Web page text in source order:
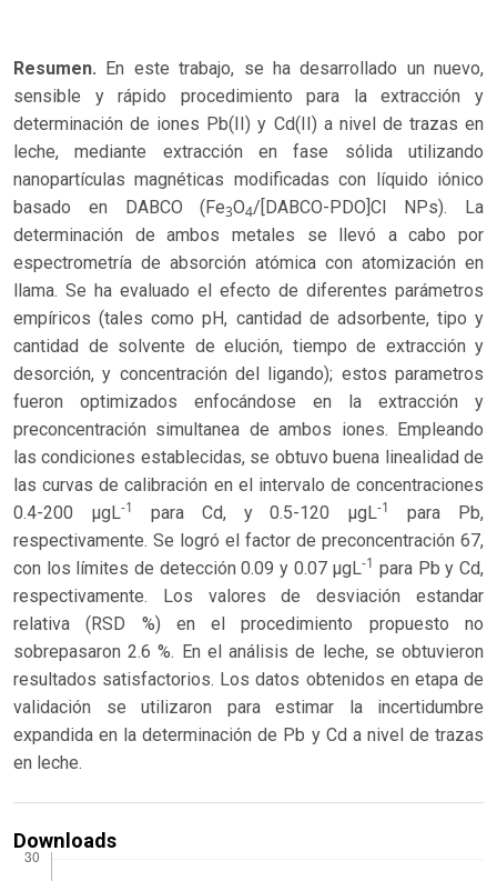
Resumen. En este trabajo, se ha desarrollado un nuevo,
sensible y rápido procedimiento para la extracción y
determinación de iones Pb(II) y Cd(II) a nivel de trazas en
leche, mediante extracción en fase sólida utilizando
nanopartículas magnéticas modificadas con líquido iónico
basado en DABCO (Fe3O4/[DABCO-PDO]Cl NPs). La
determinación de ambos metales se llevó a cabo por
espectrometría de absorción atómica con atomización en
llama. Se ha evaluado el efecto de diferentes parámetros
empíricos (tales como pH, cantidad de adsorbente, tipo y
cantidad de solvente de elución, tiempo de extracción y
desorción, y concentración del ligando); estos parametros
fueron optimizados enfocándose en la extracción y
preconcentración simultanea de ambos iones. Empleando
las condiciones establecidas, se obtuvo buena linealidad de
las curvas de calibración en el intervalo de concentraciones
0.4-200 µgL-1 para Cd, y 0.5-120 µgL-1
para Pb,
respectivamente. Se logró el factor de preconcentración 67,
con los límites de detección 0.09 y 0.07 µgL-1 para Pb y Cd,
respectivamente. Los valores de desviación estandar
relativa (RSD %) en el procedimiento propuesto no
sobrepasaron 2.6 %. En el análisis de leche, se obtuvieron
resultados satisfactorios. Los datos obtenidos en etapa de
validación se utilizaron para estimar la incertidumbre
expandida en la determinación de Pb y Cd a nivel de trazas
en leche.
Downloads